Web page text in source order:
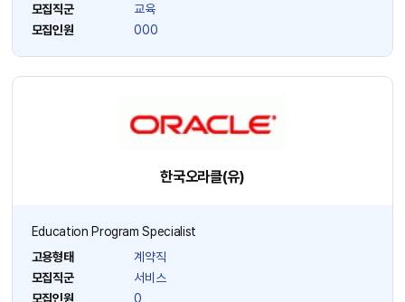
모집직군
교육
모집인원
000
한국오라클(유)
Education Program Specialist
고용형태
계약직
모집직군
서비스
모집인원
0